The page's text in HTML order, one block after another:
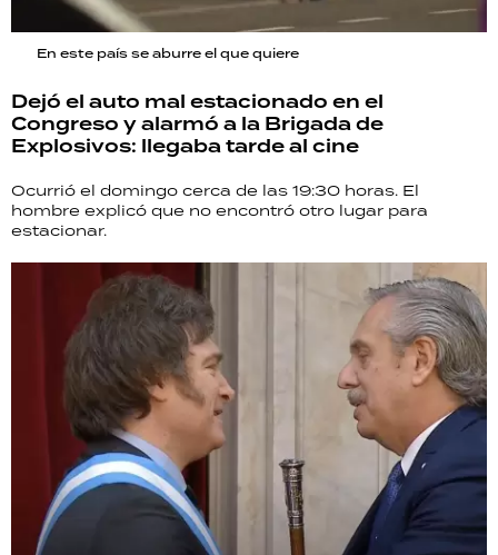
En este país se aburre el que quiere
Dejó el auto mal estacionado en el
Congreso y alarmó a la Brigada de
Explosivos: llegaba tarde al cine
Ocurrió el domingo cerca de las 19:30 horas. El
hombre explicó que no encontró otro lugar para
estacionar.